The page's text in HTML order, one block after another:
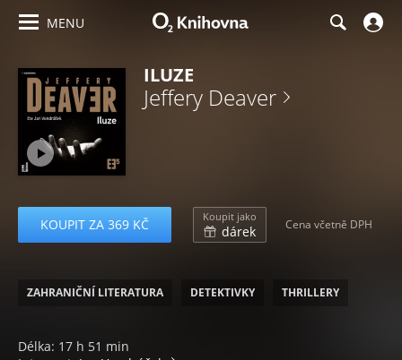
MENU
ILUZE
Jeffery Deaver
KOUPIT ZA 369 KČ Koupit jako
dárek Cena včetně DPH
ZAHRANIČNÍ LITERATURA DETEKTIVKY THRILLERY
Délka: 17 h 51 min